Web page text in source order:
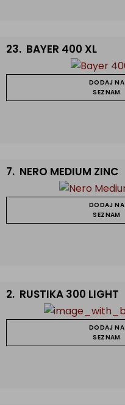
23. BAYER 400 XL
DODAJ NA
SEZNAM
7. NERO MEDIUM ZINC
DODAJ NA
SEZNAM
2. RUSTIKA 300 LIGHT
DODAJ NA
SEZNAM